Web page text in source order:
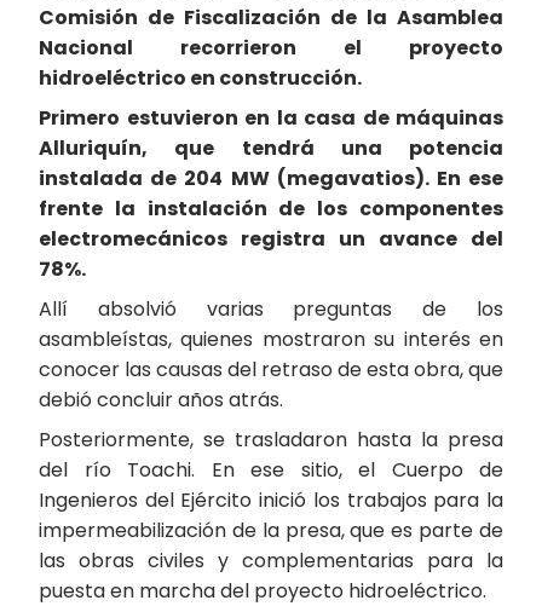
Comisión de Fiscalización de la Asamblea
Nacional recorrieron el proyecto
hidroeléctrico en construcción.
Primero estuvieron en la casa de máquinas
Alluriquín, que tendrá una potencia
instalada de 204 MW (megavatios). En ese
frente la instalación de los componentes
electromecánicos registra un avance del
78%.
Allí absolvió varias preguntas de los
asambleístas, quienes mostraron su interés en
conocer las causas del retraso de esta obra, que
debió concluir años atrás.
Posteriormente, se trasladaron hasta la presa
del río Toachi. En ese sitio, el Cuerpo de
Ingenieros del Ejército inició los trabajos para la
impermeabilización de la presa, que es parte de
las obras civiles y complementarias para la
puesta en marcha del proyecto hidroeléctrico.